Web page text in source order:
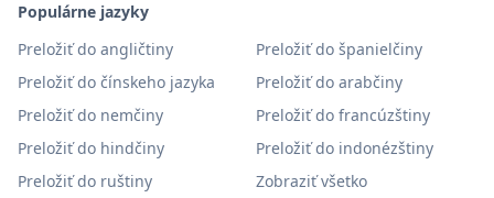
Populárne jazyky
Preložiť do angličtiny
Preložiť do španielčiny
Preložiť do čínskeho jazyka
Preložiť do arabčiny
Preložiť do nemčiny
Preložiť do francúzštiny
Preložiť do hindčiny
Preložiť do indonézštiny
Preložiť do ruštiny
Zobraziť všetko